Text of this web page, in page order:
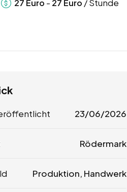
27 Euro - 27 Euro / Stunde
23/06/2026
Rödermark
Produktion, Handwerk